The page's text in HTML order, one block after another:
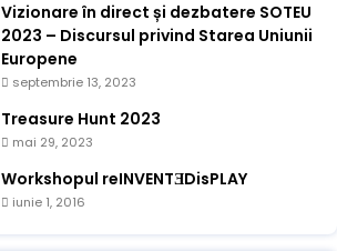
Vizionare în direct și dezbatere SOTEU
2023 – Discursul privind Starea Uniunii
Europene
septembrie 13, 2023
Treasure Hunt 2023
mai 29, 2023
Workshopul reINVENTƎDisPLAY
iunie 1, 2016